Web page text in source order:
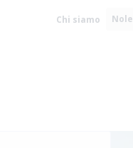
Chi siamo